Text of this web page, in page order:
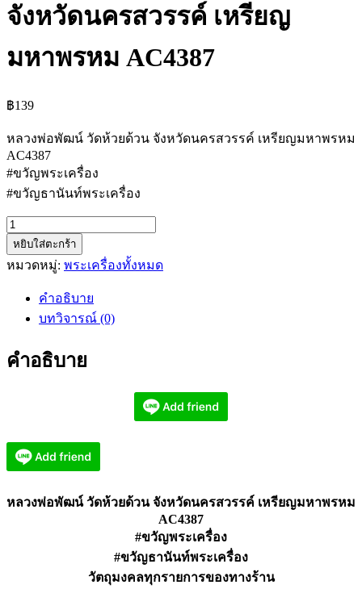
จังหวัดนครสวรรค์ เหรียญ
มหาพรหม AC4387
฿139
หลวงพ่อพัฒน์ วัดห้วยด้วน จังหวัดนครสวรรค์ เหรียญมหาพรหม
AC4387
#ขวัญพระเครื่อง
#ขวัญธานันท์พระเครื่อง
จำนวน
หลวง
พ่อ
จังหวัด
AC4387
ชิ้น
หยิบใส่ตะกร้า
หมวดหมู่: พระเครื่องทั้งหมด
คำอธิบาย
บทวิจารณ์ (0)
คำอธิบาย
หลวงพ่อพัฒน์ วัดห้วยด้วน จังหวัดนครสวรรค์ เหรียญมหาพรหม
AC4387
#ขวัญพระเครื่อง
#ขวัญธานันท์พระเครื่อง
วัตถุมงคลทุกรายการของทางร้าน